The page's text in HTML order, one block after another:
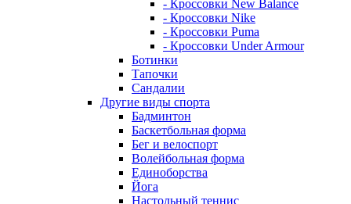
- Кроссовки New Balance
- Кроссовки Nike
- Кроссовки Puma
- Кроссовки Under Armour
Ботинки
Тапочки
Сандалии
Другие виды спорта
Бадминтон
Баскетбольная форма
Бег и велоспорт
Волейбольная форма
Единоборства
Йога
Настольный теннис